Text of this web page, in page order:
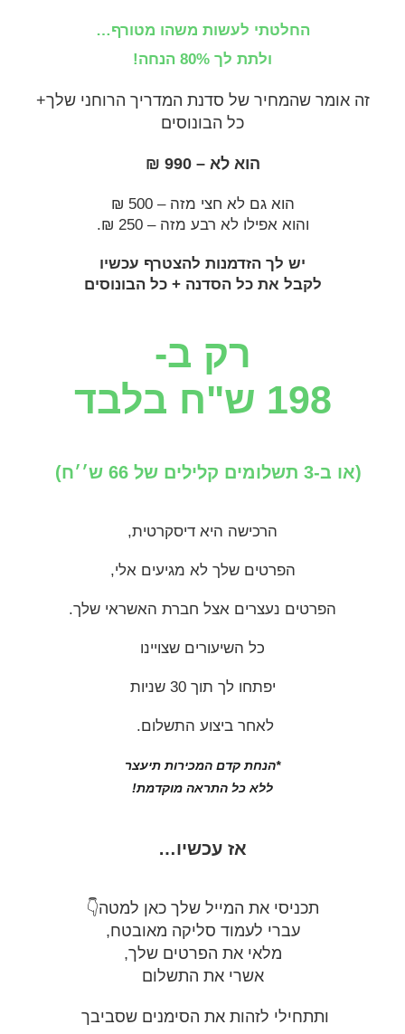
החלטתי לעשות משהו מטורף…
ולתת לך 80% הנחה!
זה אומר שהמחיר של סדנת המדריך הרוחני שלך+
כל הבונוסים
הוא לא – 990 ₪
הוא גם לא חצי מזה – 500 ₪
והוא אפילו לא רבע מזה – 250 ₪.
יש לך הזדמנות להצטרף עכשיו
לקבל את כל הסדנה + כל הבונוסים
רק ב-
198 ש"ח בלבד
(או ב-3 תשלומים קלילים של 66 ש׳׳ח)
הרכישה היא דיסקרטית,
הפרטים שלך לא מגיעים אלי,
הפרטים נעצרים אצל חברת האשראי שלך.
כל השיעורים שצויינו
יפתחו לך תוך 30 שניות
לאחר ביצוע התשלום.
*הנחת קדם המכירות תיעצר
ללא כל התראה מוקדמת!
אז עכשיו…
תכניסי את המייל שלך כאן למטה👇
עברי לעמוד סליקה מאובטח,
מלאי את הפרטים שלך,
אשרי את התשלום
ותתחילי לזהות את הסימנים שסביבך